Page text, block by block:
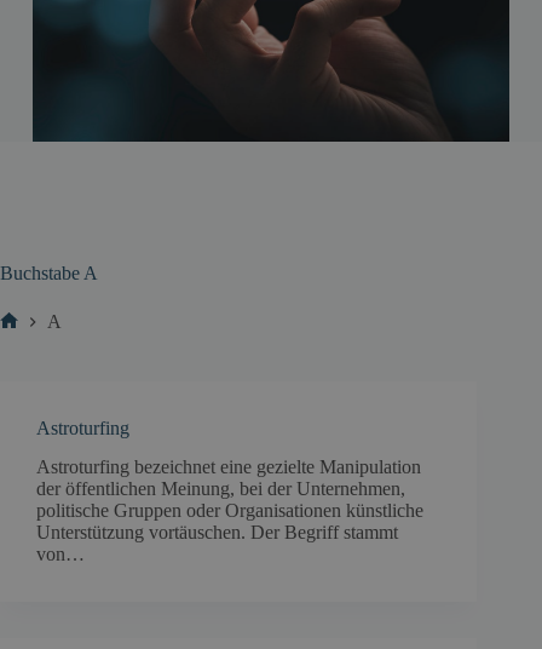
Buchstabe A
A
Astroturfing
Astroturfing bezeichnet eine gezielte Manipulation
der öffentlichen Meinung, bei der Unternehmen,
politische Gruppen oder Organisationen künstliche
Unterstützung vortäuschen. Der Begriff stammt
von…